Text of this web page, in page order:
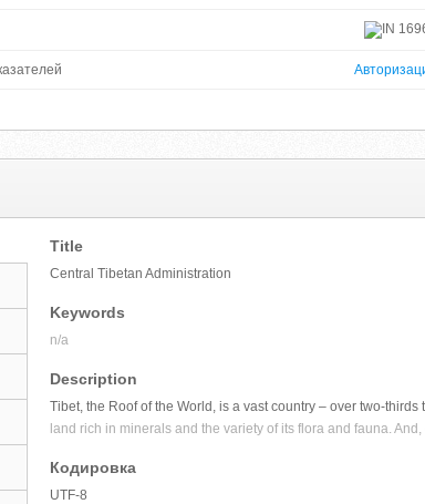
Title
Central Tibetan Administration
Keywords
n/a
Description
Tibet, the Roof of the World, is a vast country – over two-
land rich in minerals and the variety of its flora and fauna.
Кодировка
UTF-8